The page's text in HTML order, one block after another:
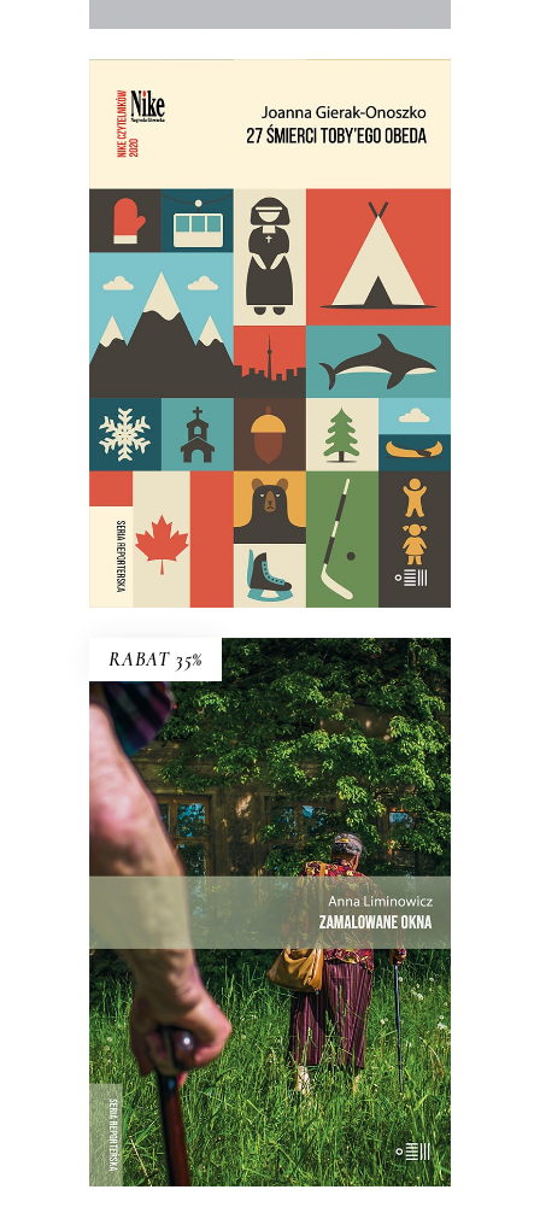
E-BOOK DO KOSZYKA
27 ŚMIERCI TOBY’EGO OBEDA
Najgłośniejszy debiut reporterski
ostatnich lat!
29.95
RABAT 35%
ZAMALOWANE OKNA
Mieli tu swoją małą wspólnotę – i dużą
nieufność wobec siebie.Premiera 25
maja
42.00zł 27.30zł
KSIĄŻKA DO KOSZYKA